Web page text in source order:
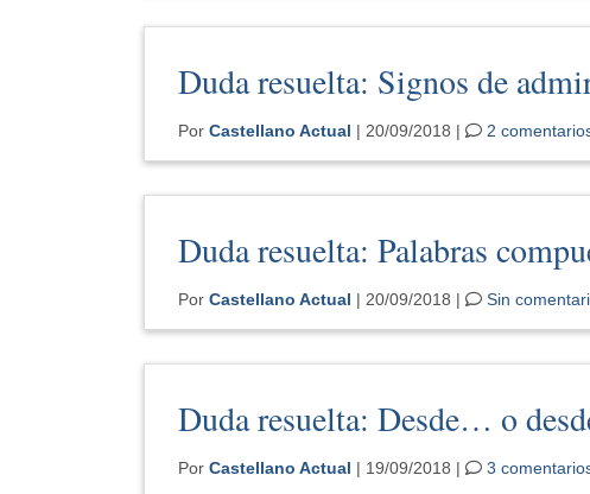
Duda resuelta: Signos de
Por Castellano Actual | 20/09/2018 | 2
Duda resuelta: Palabras
Por Castellano Actual | 20/09/2018 | Sin
Duda resuelta: Desde… o
Por Castellano Actual | 19/09/2018 | 3